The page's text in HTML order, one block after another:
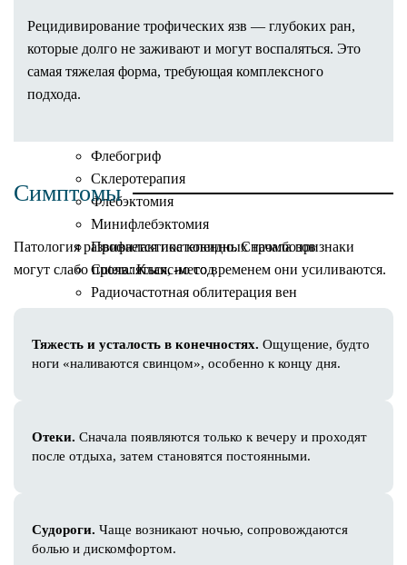
Косметология в операционной
Стоимость услуг
Флебогриф
Склеротерапия
Флебэктомия
Минифлебэктомия
Профилактика ковидных тромбозов
Cutera: Клакс-метод
Радиочастотная облитерация вен
Удаление сосудистых звездочек
Лечение варикоза
Программа похудения
Капельница Immuno Support
Рецидивирование трофических язв — глубоких ран,
которые долго не заживают и могут воспаляться. Это
самая тяжелая форма, требующая комплексного
подхода.
Симптомы
Патология развивается постепенно. Сначала признаки
могут слабо проявляться, но со временем они усиливаются.
Тяжесть и усталость в конечностях. Ощущение, будто
ноги «наливаются свинцом», особенно к концу дня.
Отеки. Сначала появляются только к вечеру и проходят
после отдыха, затем становятся постоянными.
Судороги. Чаще возникают ночью, сопровождаются
болью и дискомфортом.